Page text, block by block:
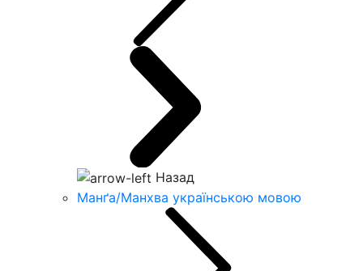
Назад
Манґа/Манхва українською мовою